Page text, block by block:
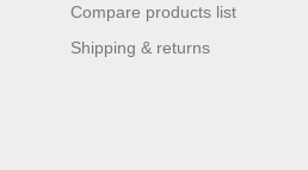
Compare products list
Shipping & returns